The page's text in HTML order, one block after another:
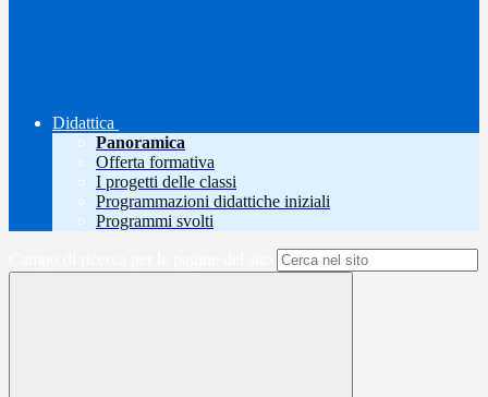
Didattica
Panoramica
Offerta formativa
I progetti delle classi
Programmazioni didattiche iniziali
Programmi svolti